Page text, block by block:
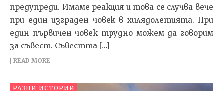
предупреди. Имаме реакция и това се случва вече
при един изграден човек в хилядолетията. При
един първичен човек трудно можем да говорим
за съвест. Съвестта […]
READ MORE
РАЗНИ ИСТОРИИ